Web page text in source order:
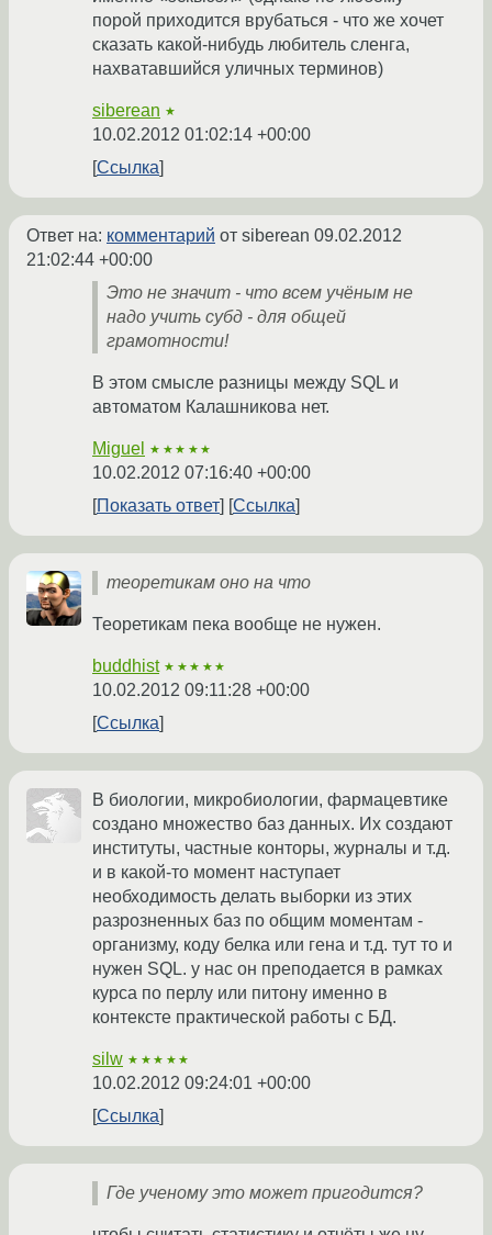
порой приходится врубаться - что же хочет
сказать какой-нибудь любитель сленга,
нахватавшийся уличных терминов)
siberean ★
10.02.2012 01:02:14 +00:00
Ссылка
Ответ на: комментарий от siberean 09.02.2012
21:02:44 +00:00
Это не значит - что всем учёным не
надо учить субд - для общей
грамотности!
В этом смысле разницы между SQL и
автоматом Калашникова нет.
Miguel ★★★★★
10.02.2012 07:16:40 +00:00
Показать ответ
Ссылка
теоретикам оно на что
Теоретикам пека вообще не нужен.
buddhist ★★★★★
10.02.2012 09:11:28 +00:00
Ссылка
В биологии, микробиологии, фармацевтике
создано множество баз данных. Их создают
институты, частные конторы, журналы и т.д.
и в какой-то момент наступает
необходимость делать выборки из этих
разрозненных баз по общим моментам -
организму, коду белка или гена и т.д. тут то и
нужен SQL. у нас он преподается в рамках
курса по перлу или питону именно в
контексте практической работы с БД.
silw ★★★★★
10.02.2012 09:24:01 +00:00
Ссылка
Где ученому это может пригодится?